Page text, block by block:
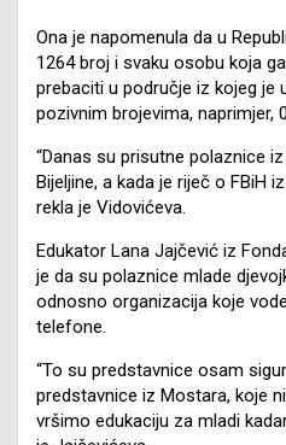
Ona je napomenula da u
1264 broj i svaku osobu koja
prebaciti u područje iz kojeg je
pozivnim brojevima, naprimjer,
“Danas su prisutne polaznice
Bijeljine, a kada je riječ o FBiH
rekla je Vidovićeva.
Edukator Lana Jajčević iz
je da su polaznice mlade
odnosno organizacija koje
telefone.
“To su predstavnice osam
predstavnice iz Mostara, koje
vršimo edukaciju za mladi